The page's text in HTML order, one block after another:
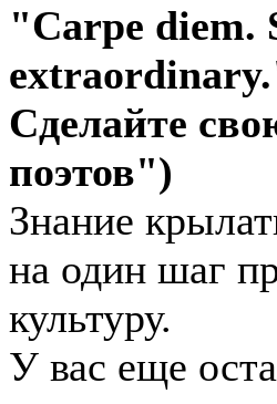
"Carpe diem.
Сделайте
поэтов")
Знание
на один шаг
культуру.
У вас еще